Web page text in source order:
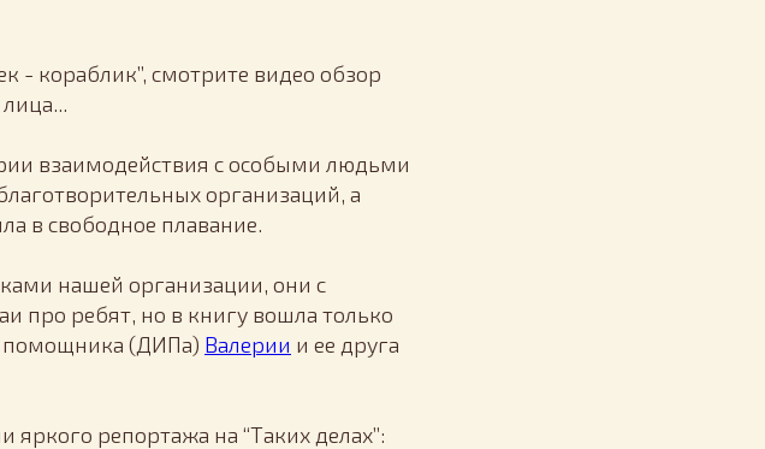
- кораблик”, смотрите видео обзор
взаимодействия с особыми людьми
организаций, а
в свободное плавание.
нашей организации, они с
про ребят, но в книгу вошла только
помощника (ДИПа) Валерии и ее друга
репортажа на “Таких делах”: